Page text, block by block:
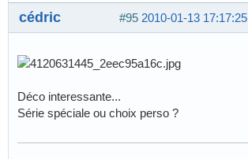
#95 2010-01-13 17:17:25
cédric
Déco interessante...
Série spéciale ou choix perso ?